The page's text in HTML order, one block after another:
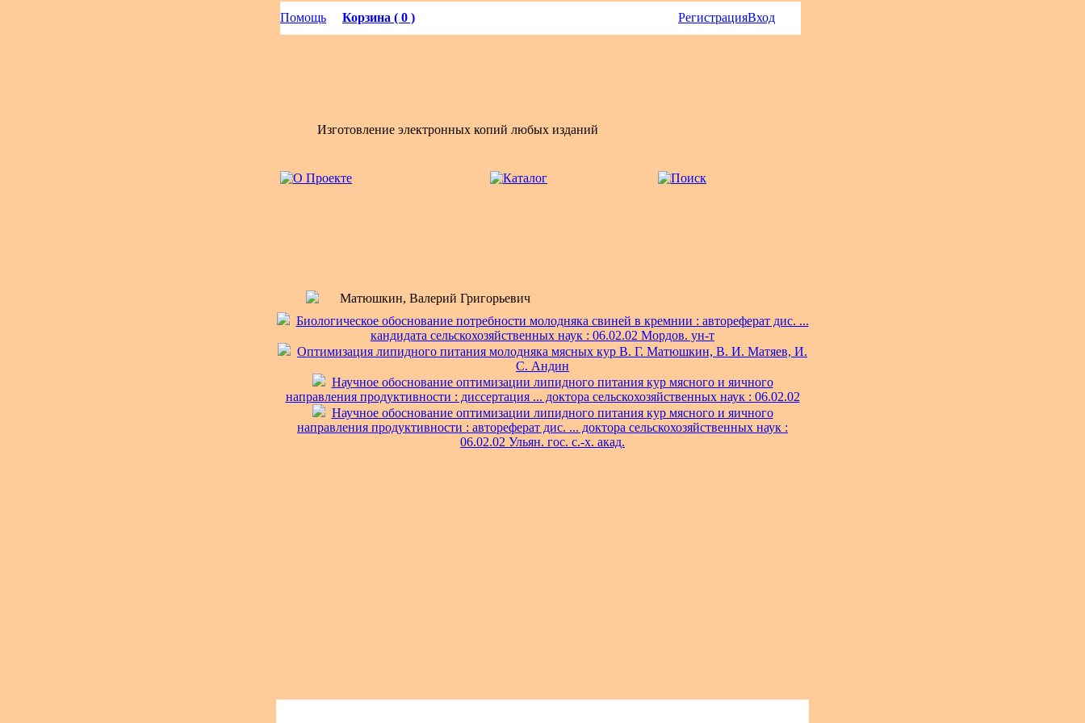
Помощь Корзина ( 0 ) РегистрацияВход
Изготовление электронных копий любых изданий
Матюшкин, Валерий Григорьевич
Биологическое обоснование потребности молодняка свиней в кремнии : автореферат дис. ...
кандидата сельскохозяйственных наук : 06.02.02 Мордов. ун-т
Оптимизация липидного питания молодняка мясных кур В. Г. Матюшкин, В. И. Матяев, И.
С. Андин
Научное обоснование оптимизации липидного питания кур мясного и яичного
направления продуктивности : диссертация ... доктора сельскохозяйственных наук : 06.02.02
Научное обоснование оптимизации липидного питания кур мясного и яичного
направления продуктивности : автореферат дис. ... доктора сельскохозяйственных наук :
06.02.02 Ульян. гос. с.-х. акад.